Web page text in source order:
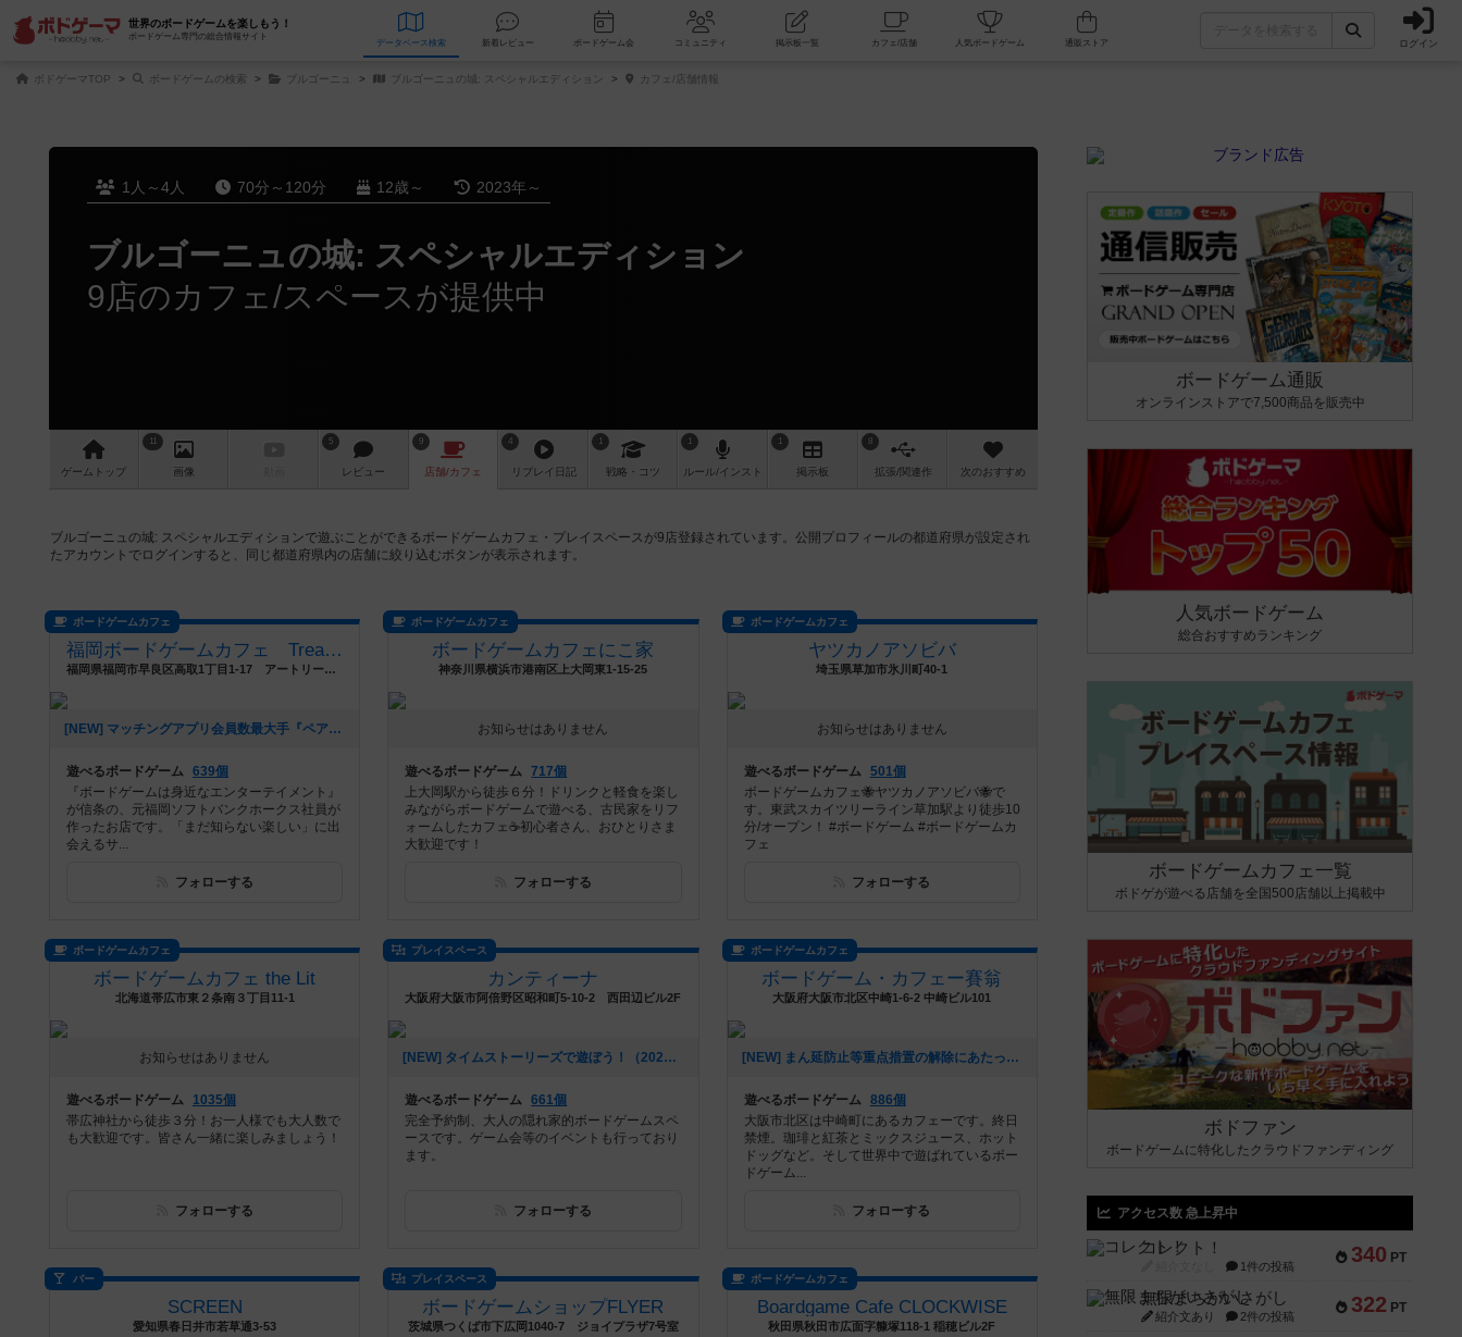
世界のボードゲームを楽しもう！
ボードゲーム専門の総合情報サイト
データベース 検索 新着レビュー ボードゲーム会 コミュニティ 掲示板一覧 カフェ/店舗 人気ボードゲーム ログイン
ボドゲーマTOP ボードゲームの検索 ブルゴーニュ ブルゴーニュの城: スペシャルエディション カフェ/店舗情報
1人～4人 70分～120分 12歳～ 2023年～
ブルゴーニュの城: スペシャルエディション
9店のカフェ/スペースが提供中
ゲーム トップ
11
画像
5
レビュー
9
店舗/カフェ
4
リプレイ 日記
1
戦略 ・コツ
1
ルール/インスト
1
掲示板
8
拡張/関連作 次のおすすめ
ブルゴーニュの城: スペシャルエディションで遊ぶことができるボードゲームカフェ・プレイスペースが9店登録されています。公開プロフィールの都道府県が設定され
たアカウントでログインすると、同じ都道府県内の店舗に絞り込むボタンが表示されます。
ボードゲームカフェ
福岡ボードゲームカフェ Treasure Box
福岡県福岡市早良区高取1丁目1-17 アートリーチェ3F
[NEW] マッチングアプリ会員数最大手『ペアーズ』との初の【ボードゲームマッチングイベント】開催決定‼️（2026年01月06日 16時43分）
遊べるボードゲーム 639個
『ボードゲームは身近なエンターテイメント』
が信条の、元福岡ソフトバンクホークス社員が
作ったお店です。「まだ知らない楽しい」に出
会えるサ...
フォローする
ボードゲームカフェ
ボードゲームカフェにこ家
神奈川県横浜市港南区上大岡東1-15-25
お知らせはありません
遊べるボードゲーム 717個
上大岡駅から徒歩６分！ドリンクと軽食を楽し
みながらボードゲームで遊べる、古民家をリフ
ォームしたカフェ☕️初心者さん、おひとりさま
大歓迎です！
フォローする
ボードゲームカフェ
ヤツカノアソビバ
埼玉県草加市氷川町40-1
お知らせはありません
遊べるボードゲーム 501個
ボードゲームカフェ🐝ヤツカノアソビバ🐝で
す。東武スカイツリーライン草加駅より徒歩10
分/オープン！ #ボードゲーム #ボードゲームカ
フェ
フォローする
ボードゲームカフェ
ボードゲームカフェ the Lit
北海道帯広市東２条南３丁目11-1
お知らせはありません
遊べるボードゲーム
1035個
帯広神社から徒歩３分！お一人様でも大人数で
も大歓迎です。皆さん一緒に楽しみましょう！
フォローする
プレイスペース
カンティーナ
大阪府大阪市阿倍野区昭和町5-10-2 西田辺ビル2F
[NEW] タイムストーリーズで遊ぼう！（2022年12月14日 17時39分）
遊べるボードゲーム 661個
完全予約制、大人の隠れ家的ボードゲームスペ
ースです。ゲーム会等のイベントも行っており
ます。
フォローする
ボードゲームカフェ
ボードゲーム・カフェー賽翁
大阪府大阪市北区中崎1-6-2 中崎ビル101
[NEW] まん延防止等重点措置の解除にあたって（2022年03月22日 13時41分）
遊べるボードゲーム 886個
大阪市北区は中崎町にあるカフェーです。終日
禁煙。珈琲と紅茶とミックスジュース、ホット
ドッグなど。そして世界中で遊ばれているボー
ドゲーム...
フォローする
バー
SCREEN
愛知県春日井市若草通3-53
プレイスペース
ボードゲームショップFLYER
茨城県つくば市下広岡1040-7 ジョイプラザ7号室
ボードゲームカフェ
Boardgame Cafe CLOCKWISE
秋田県秋田市広面字糠塚118-1 稲穂ビル2F
ボードゲーム通販
オンラインストアで7,500商品を販売中
人気ボードゲーム
総合おすすめランキング
ボードゲームカフェ一覧
ボドゲが遊べる店舗を全国500店舗以上掲載中
ボドファン
ボードゲームに特化したクラウドファンディング
アクセス数 急上昇中
340 PT
コレクト！
1件の投稿
322 PT
無限まちがいさがし
紹介文あり 2件の投稿